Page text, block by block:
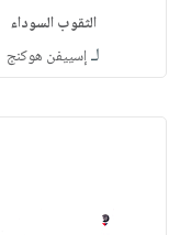
الثقوب السوداء
لـإسييفن هوكنج